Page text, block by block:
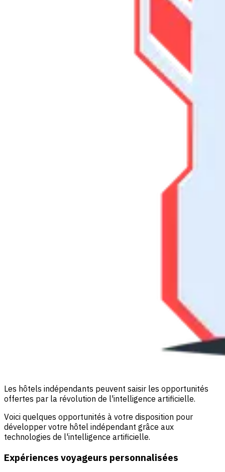
Les hôtels indépendants peuvent saisir les opportunités
offertes par la révolution de l'intelligence artificielle.
Voici quelques opportunités à votre disposition pour
développer votre hôtel indépendant grâce aux
technologies de l'intelligence artificielle.
Expériences voyageurs personnalisées